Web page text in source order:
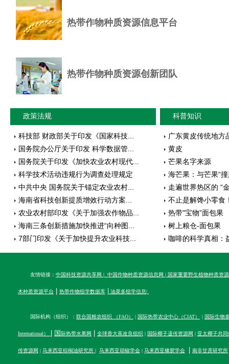
热带作物种质资源信息平台
热带作物种质资源创新团队
政策法规
科技部 财政部关于印发《国家科技...
国务院办公厅关于印发 科学数据管...
国务院关于印发《加快农业农村现代...
科学技术活动违规行为调查处理规定
中共中央 国务院关于锚定农业农村...
海南省科技创新提质增效行动方案...
农业农村部印发《关于加强农作物品...
海南三条创新措施加快推进“向种图...
7部门印发《关于加快提升农业科技...
科普知识
广东黄皮传统地方
黄皮
芒果名字来源
海芒果：与芒果“
走遍世界热区的 “
不止是解馋小零食
热带"宝物”面包果
树上粮仓-面包果
咖啡的科学真相：
咖啡 —— 不止提神
友情链接： 中国科技资源共享网 | 中国作物种质资源信息网 | 国家重要野生植物种质资
木种质资源平台 热带作物组学数据库| 油菜多组学信息|
国际机构（组织）： 联合国粮农组织 （FAO） | 国际热带农业中心（CIAT） | 国际生物
International） 国际热带水果网 全球香大蕉改良组织 | 国际椰子遗传资源网 | 亚太椰子共同
传资源网 | 马来西亚棕榈油研究所 | 马来西亚胡椒学会| 马来西亚橡胶学会 南非甘蔗研究所